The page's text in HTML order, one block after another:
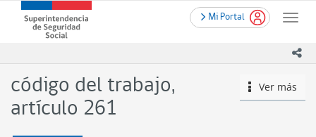
principal
Mi Portal
Toggle
Superintendencia
de
(SUSESO)
-
Gobierno
de
icono
Ver más
código del trabajo,
artículo 261